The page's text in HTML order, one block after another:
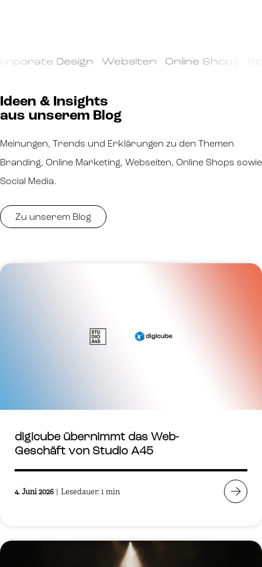
Design Websiten Online Shops
Ideen & Insights
aus unserem Blog
Meinungen, Trends und Erklärungen zu den Themen
Branding, Online Marketing, Webseiten, Online Shops sowie
Social Media.
Zu unserem Blog
digicube übernimmt das Web-
Geschäft von Studio A45
4. Juni 2026 | Lesedauer: 1 min